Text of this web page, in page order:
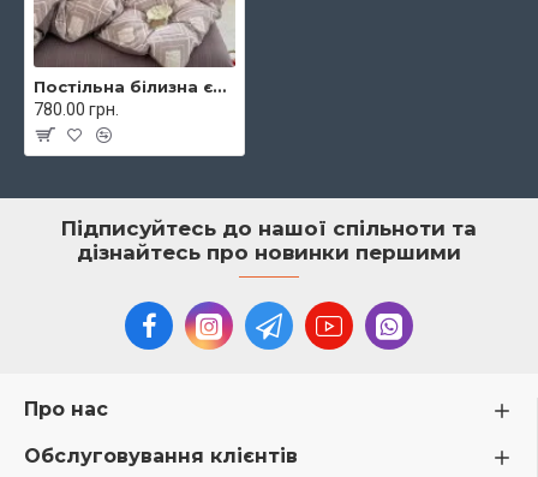
Постільна білизна євро із мусліну 200х230 см Colorful арт. 04-140/10
780.00 грн.
Підписуйтесь до нашої спільноти та
дізнайтесь про новинки першими
Про нас
Обслуговування клієнтів